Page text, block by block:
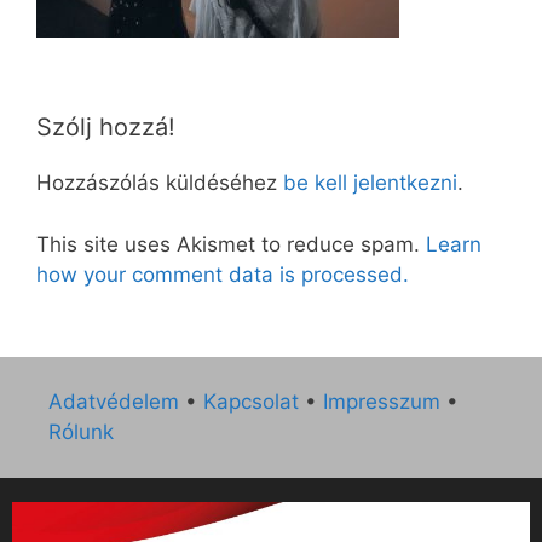
Szólj hozzá!
Hozzászólás küldéséhez be kell jelentkezni.
This site uses Akismet to reduce spam. Learn
how your comment data is processed.
Adatvédelem • Kapcsolat • Impresszum •
Rólunk